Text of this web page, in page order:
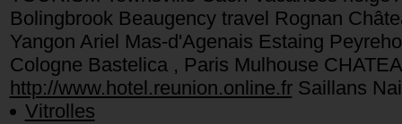
Bolingbrook Beaugency travel Rognan
Yangon Ariel Mas-d'Agenais Estaing
Cologne Bastelica , Paris Mulhouse
http://www.hotel.reunion.online.frSaillans
Vitrolles